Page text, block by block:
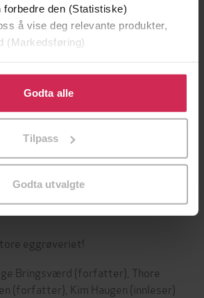
den (Statistiske)
å vise deg relevante produkter,
(Markedsføring)
for å gi oss ditt samtykke til å
disse formålene. Du kan også
til spesifikke formål ved å klikke
Godta alle
Tilpass
Godta utvalgte
Harry Potter og de vises stein
169,-
LYDBOK
eggrøveriet!
Bringsværd (forfatter), Thore
(forfatter), Kim Haugen (innleser)